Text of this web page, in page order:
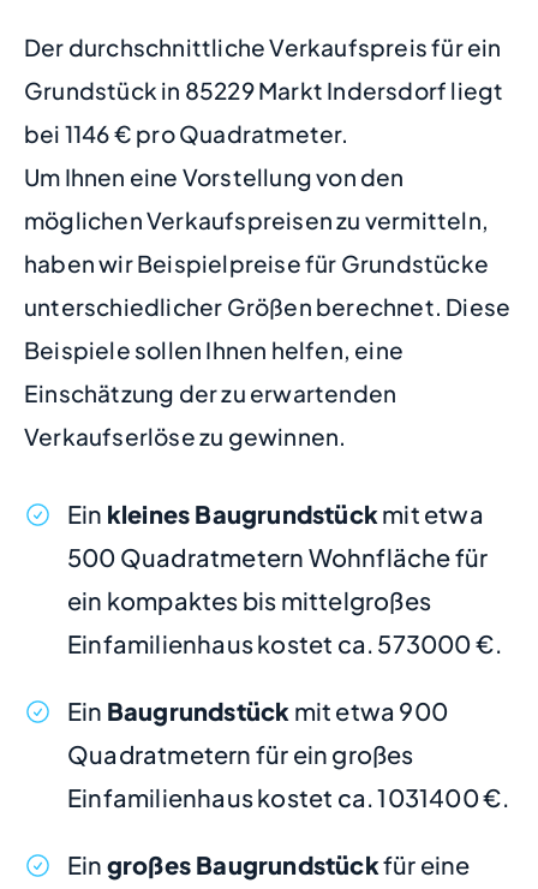
Der durchschnittliche Verkaufspreis für ein
Grundstück in 85229 Markt Indersdorf liegt
bei 1146 € pro Quadratmeter.
Um Ihnen eine Vorstellung von den
möglichen Verkaufspreisen zu vermitteln,
haben wir Beispielpreise für Grundstücke
unterschiedlicher Größen berechnet. Diese
Beispiele sollen Ihnen helfen, eine
Einschätzung der zu erwartenden
Verkaufserlöse zu gewinnen.
Ein kleines Baugrundstückmit etwa
500 Quadratmetern Wohnfläche für
ein kompaktes bis mittelgroßes
Einfamilienhaus kostet ca. 573000 €.
Ein Baugrundstück mit etwa 900
Quadratmetern für ein großes
Einfamilienhaus kostet ca. 1031400 €.
Ein großes Baugrundstückfür eine